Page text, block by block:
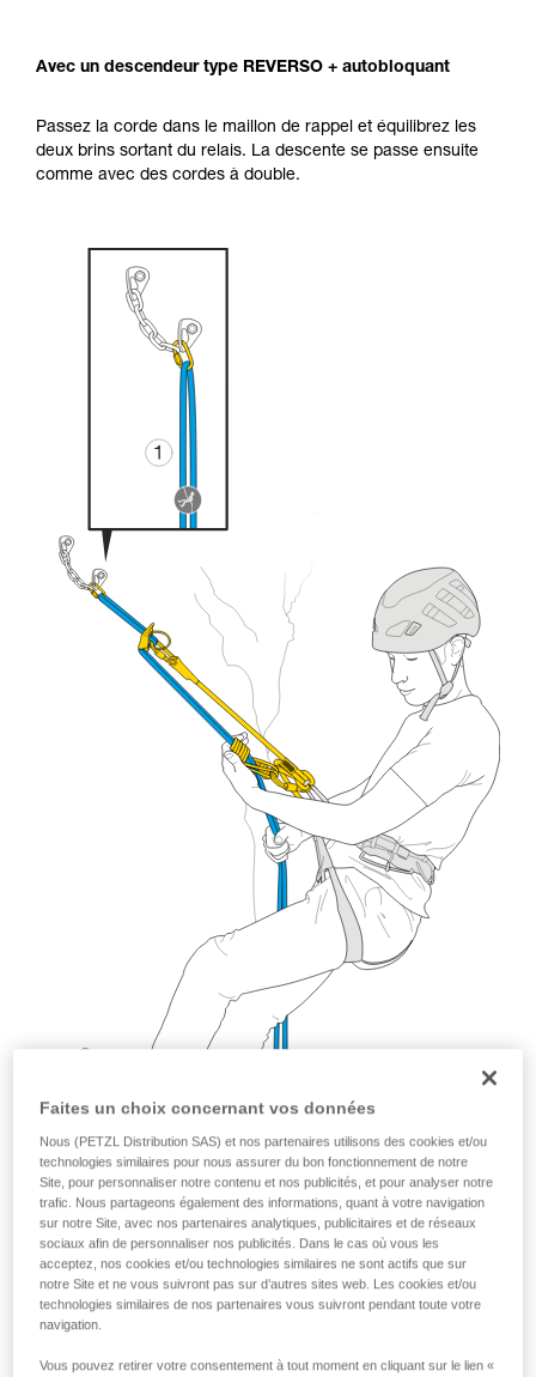
Avec un descendeur type REVERSO + autobloquant
Passez la corde dans le maillon de rappel et équilibrez les
deux brins sortant du relais. La descente se passe ensuite
comme avec des cordes à double.
Avec un GRIGRI
Faites un choix concernant vos données
Nous (PETZL Distribution SAS) et nos partenaires utilisons des cookies et/ou
technologies similaires pour nous assurer du bon fonctionnement de notre
Site, pour personnaliser notre contenu et nos publicités, et pour analyser notre
trafic. Nous partageons également des informations, quant à votre navigation
sur notre Site, avec nos partenaires analytiques, publicitaires et de réseaux
sociaux afin de personnaliser nos publicités. Dans le cas où vous les
acceptez, nos cookies et/ou technologies similaires ne sont actifs que sur
notre Site et ne vous suivront pas sur d’autres sites web. Les cookies et/ou
technologies similaires de nos partenaires vous suivront pendant toute votre
navigation.
Vous pouvez retirer votre consentement à tout moment en cliquant sur le lien «